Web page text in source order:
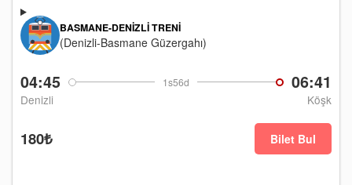
04:45 1s56d 06:41
Denizli Köşk
BASMANE-DENIZLI TRENI
(Denizli-Basmane Güzergahı)
180₺ Bilet Bul